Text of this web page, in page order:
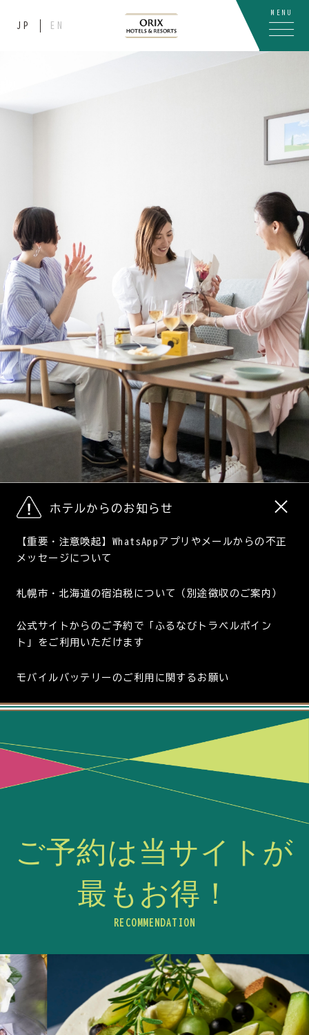
JP EN
MENU
×
ホテルからのお知らせ
【重要・注意喚起】WhatsAppアプリやメールからの不正
メッセージについて
札幌市・北海道の宿泊税について（別途徴収のご案内）
公式サイトからのご予約で「ふるなびトラベルポイン
ト」をご利用いただけます
モバイルバッテリーのご利用に関するお願い
ご予約は当サイトが
最もお得！
RECOMMENDATION